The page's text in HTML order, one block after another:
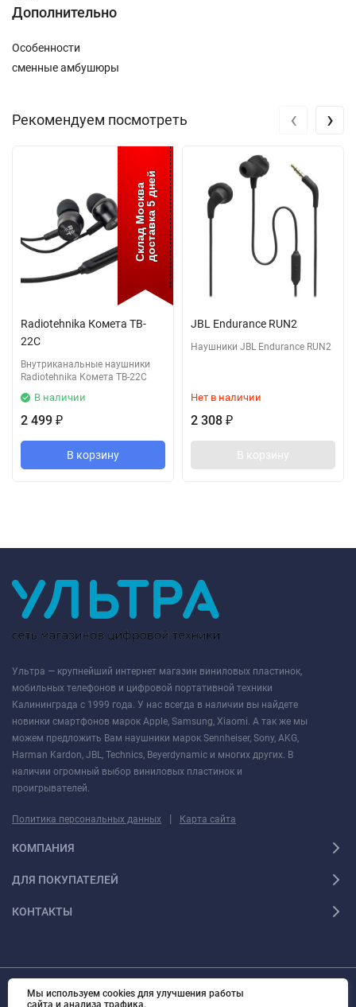
Дополнительно
Особенности
сменные амбушюры
Рекомендуем посмотреть
Склад Москвадоставка 5 дней
Radiotehnika Комета TB-
22C
Внутриканальные наушники
Radiotehnika Комета TB-22C
В наличии
2 499 ₽
В корзину
JBL Endurance RUN2
Наушники JBL Endurance RUN2
Нет в наличии
2 308 ₽
В корзину
‹ ›
Ультра — крупнейший интернет магазин виниловых пластинок,
мобильных телефонов и цифровой портативной техники
Калининграда с 1999 года. У нас всегда в наличии вы найдете
новинки смартфонов марок Apple, Samsung, Xiaomi. А так же мы
можем предложить Вам наушники марок Sennheiser, Sony, AKG,
Harman Kardon, JBL, Technics, Beyerdynamic и многих других. В
наличии огромный выбор виниловых пластинок и
проигрывателей.
Политика персональных данных | Карта сайта
КОМПАНИЯ
ДЛЯ ПОКУПАТЕЛЕЙ
КОНТАКТЫ
© 2010 - 2026 Ультра Все права защищены Ультра - Калининградский
Мы используем cookies для улучшения работы
сайта и анализа трафика.